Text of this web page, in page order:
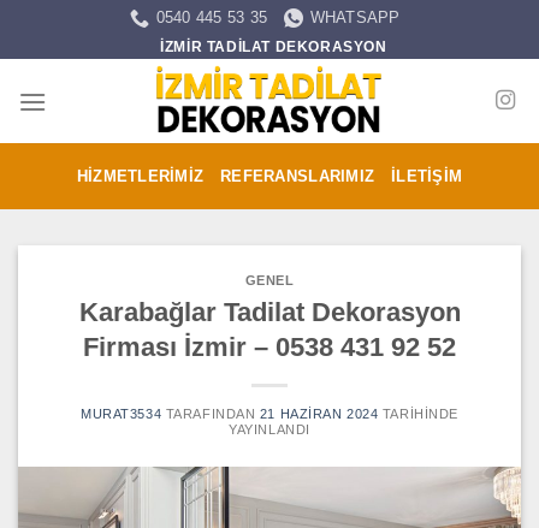
0540 445 53 35 WHATSAPP
İZMİR TADİLAT DEKORASYON
HIZMETLERIMIZ REFERANSLARIMIZ İLETIŞIM
GENEL
Karabağlar Tadilat Dekorasyon
Firması İzmir – 0538 431 92 52
MURAT3534 TARAFINDAN 21 HAZIRAN 2024 TARIHINDE
YAYINLANDI